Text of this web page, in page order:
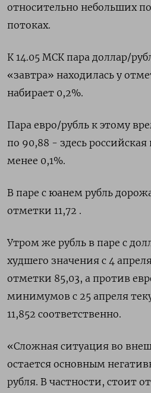
относительно небольших
потоках.
К 14.05 МСК пара доллар/
«завтра» находилась у
набирает 0,2%.
Пара евро/рубль к этому
по 90,88 - здесь
менее 0,1%.
В паре с юанем рубль
отметки 11,72 .
Утром же рубль в паре с
худшего значения с 4
отметки 85,03, а против
минимумов с 25 апреля
11,852 соответственно.
«Сложная ситуация во
остается основным
рубля. В частности, стоит